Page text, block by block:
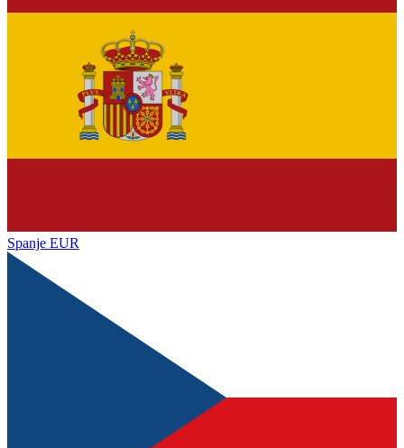
Spanje EUR